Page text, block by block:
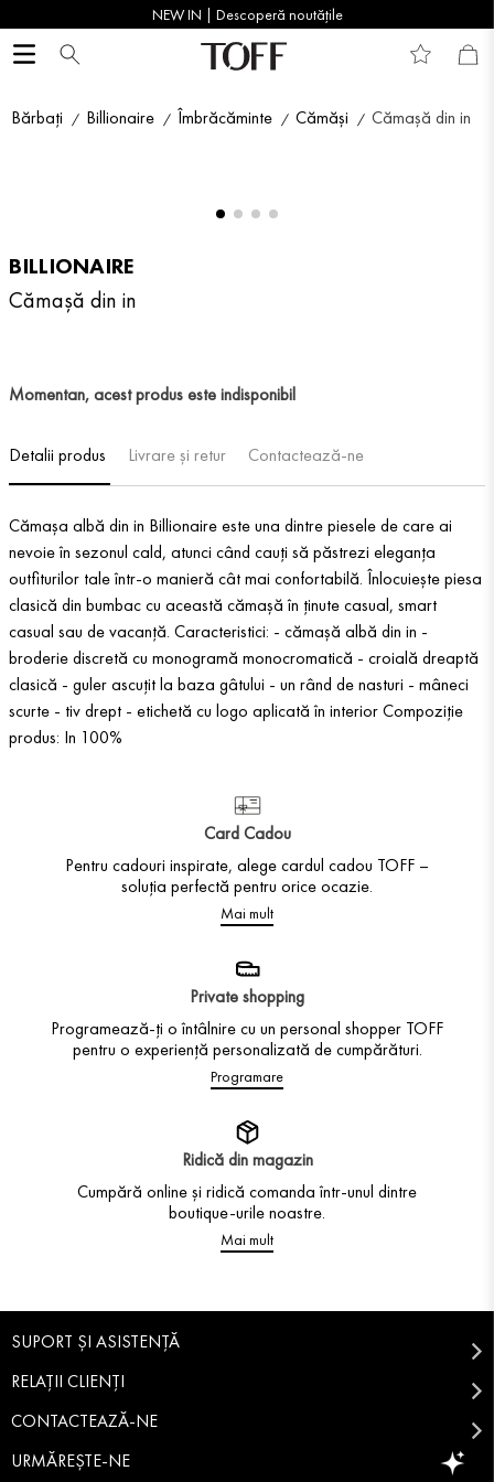
NEW IN | Descoperă noutățile
Bărbați Billionaire Îmbrăcăminte Cămăși Cămașă din in
BILLIONAIRE
Cămașă din in
Momentan, acest produs este indisponibil
Detalii produs Livrare și retur Contactează-ne
Cămașa albă din in Billionaire este una dintre piesele de care ai
nevoie în sezonul cald, atunci când cauți să păstrezi eleganța
outfiturilor tale într-o manieră cât mai confortabilă. Înlocuiește piesa
clasică din bumbac cu această cămașă în ținute casual, smart
casual sau de vacanță. Caracteristici: - cămașă albă din in -
broderie discretă cu monogramă monocromatică - croială dreaptă
clasică - guler ascuțit la baza gâtului - un rând de nasturi - mâneci
scurte - tiv drept - etichetă cu logo aplicată în interior Compoziție
produs: In 100%
Card Cadou
Pentru cadouri inspirate, alege cardul cadou TOFF –
soluția perfectă pentru orice ocazie.
Mai mult
Private shopping
Programează-ți o întâlnire cu un personal shopper TOFF
pentru o experiență personalizată de cumpărături.
Programare
Ridică din magazin
Cumpără online și ridică comanda într-unul dintre
boutique-urile noastre.
Mai mult
SUPORT ȘI ASISTENȚĂ
RELAȚII CLIENȚI
CONTACTEAZĂ-NE
URMĂREȘTE-NE